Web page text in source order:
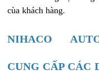
cùa khách hàng.
NIHACO
CUNG CẤP CÁC